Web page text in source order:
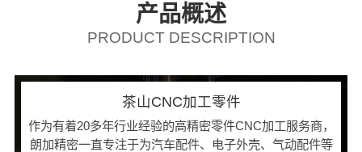
产品概述
PRODUCT DESCRIPTION
茶山CNC加工零件
作为有着20多年行业经验的高精密零件CNC加工服务商，
朗加精密一直专注于为汽车配件、电子外壳、气动配件等